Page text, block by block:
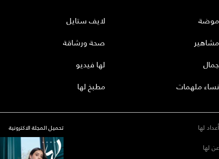
موضة
مشاهير
جمال
نساء ملهمات
لايف ستايل
صحة ورشاقة
لها فيديو
مطبخ لها
أعداد لها
عن لها
تحميل المجلة الاكترونية